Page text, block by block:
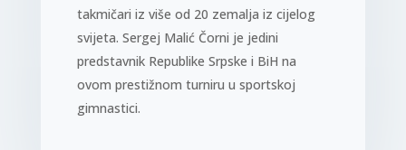
takmičari iz više od 20 zemalja iz cijelog
svijeta. Sergej Malić Čorni je jedini
predstavnik Republike Srpske i BiH na
ovom prestižnom turniru u sportskoj
gimnastici.